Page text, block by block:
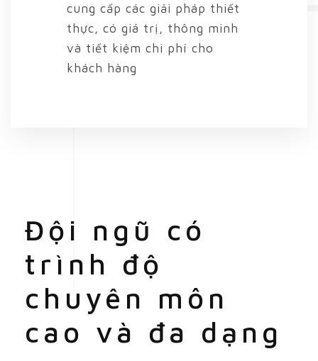
cung cấp các giải pháp thiết
thực, có giá trị, thông minh
và tiết kiệm chi phí cho
khách hàng
Đội ngũ có
trình độ
chuyên môn
cao và đa dạng